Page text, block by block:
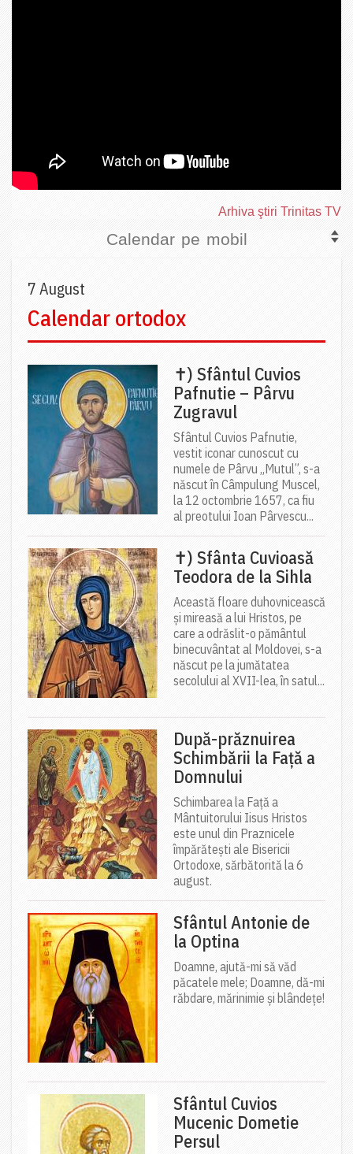
Arhiva ştiri Trinitas TV
Calendar pe mobil
7 August
Calendar ortodox
✝) Sfântul Cuvios
Pafnutie – Pârvu
Zugravul
Sfântul Cuvios Pafnutie,
vestit iconar cunoscut cu
numele de Pârvu „Mutul”, s-a
născut în Câmpulung Muscel,
la 12 octombrie 1657, ca fiu
al preotului Ioan Pârvescu...
✝) Sfânta Cuvioasă
Teodora de la Sihla
Această floare duhovnicească
și mireasă a lui Hristos, pe
care a odrăslit-o pământul
binecuvântat al Moldovei, s-a
născut pe la jumătatea
secolului al XVII-lea, în satul...
După-prăznuirea
Schimbării la Față a
Domnului
Schimbarea la Față a
Mântuitorului Iisus Hristos
este unul din Praznicele
împărătești ale Bisericii
Ortodoxe, sărbătorită la 6
august.
Sfântul Antonie de
la Optina
Doamne, ajută-mi să văd
păcatele mele; Doamne, dă-mi
răbdare, mărinimie şi blândeţe!
Sfântul Cuvios
Mucenic Dometie
Persul